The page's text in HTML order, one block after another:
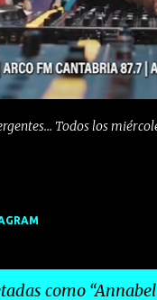
Todos los
como